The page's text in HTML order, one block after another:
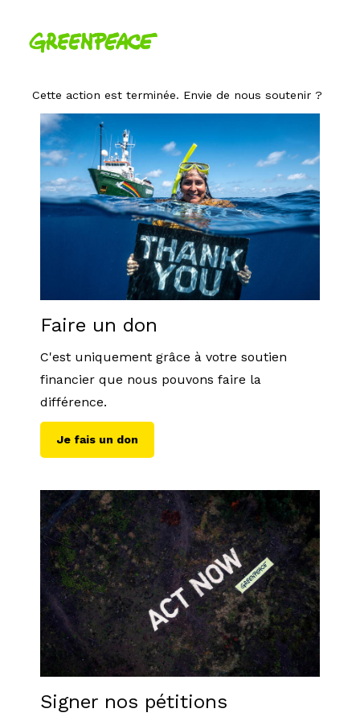
Cette action est terminée. Envie de nous soutenir ?
Faire un don
C'est uniquement grâce à votre soutien
financier que nous pouvons faire la
différence.
Je fais un don
Signer nos pétitions